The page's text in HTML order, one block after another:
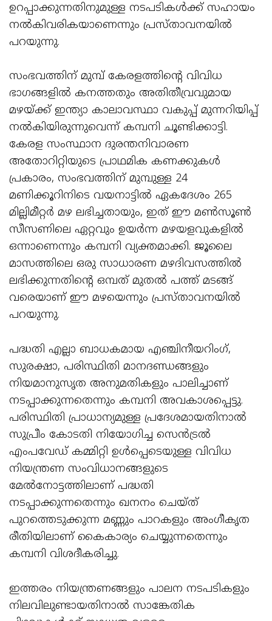
ഉറപ്പാക്കുന്നതിനുമുള്ള നടപടികൾക്ക് സഹായം
നൽകിവരികയാണെന്നും പ്രസ്താവനയിൽ
പറയുന്നു.
സംഭവത്തിന് മുമ്പ് കേരളത്തിന്റെ വിവിധ
ഭാഗങ്ങളിൽ കനത്തതും അതിതീവ്രവുമായ
മഴയ്ക്ക് ഇന്ത്യാ കാലാവസ്ഥാ വകുപ്പ് മുന്നറിയിപ്പ്
നൽകിയിരുന്നുവെന്ന് കമ്പനി ചൂണ്ടിക്കാട്ടി.
കേരള സംസ്ഥാന ദുരന്തനിവാരണ
അതോറിറ്റിയുടെ പ്രാഥമിക കണക്കുകൾ
പ്രകാരം, സംഭവത്തിന് മുമ്പുള്ള 24
മണിക്കൂറിനിടെ വയനാട്ടിൽ ഏകദേശം 265
മില്ലിമീറ്റർ മഴ ലഭിച്ചതായും, ഇത് ഈ മൺസൂൺ
സീസണിലെ ഏറ്റവും ഉയർന്ന മഴയളവുകളിൽ
ഒന്നാണെന്നും കമ്പനി വ്യക്തമാക്കി. ജൂലൈ
മാസത്തിലെ ഒരു സാധാരണ മഴദിവസത്തിൽ
ലഭിക്കുന്നതിന്റെ ഒമ്പത് മുതൽ പത്ത് മടങ്ങ്
വരെയാണ് ഈ മഴയെന്നും പ്രസ്താവനയിൽ
പറയുന്നു.
പദ്ധതി എല്ലാ ബാധകമായ എഞ്ചിനീയറിംഗ്,
സുരക്ഷാ, പരിസ്ഥിതി മാനദണ്ഡങ്ങളും
നിയമാനുസൃത അനുമതികളും പാലിച്ചാണ്
നടപ്പാക്കുന്നതെന്നും കമ്പനി അവകാശപ്പെട്ടു.
പരിസ്ഥിതി പ്രാധാന്യമുള്ള പ്രദേശമായതിനാൽ
സുപ്രീം കോടതി നിയോഗിച്ച സെൻട്രൽ
എംപവേഡ് കമ്മിറ്റി ഉൾപ്പെടെയുള്ള വിവിധ
നിയന്ത്രണ സംവിധാനങ്ങളുടെ
മേൽനോട്ടത്തിലാണ് പദ്ധതി
നടപ്പാക്കുന്നതെന്നും ഖനനം ചെയ്ത്
പുറത്തെടുക്കുന്ന മണ്ണും പാറകളും അംഗീകൃത
രീതിയിലാണ് കൈകാര്യം ചെയ്യുന്നതെന്നും
കമ്പനി വിശദീകരിച്ചു.
ഇത്തരം നിയന്ത്രണങ്ങളും പാലന നടപടികളും
നിലവിലുണ്ടായതിനാൽ സാങ്കേതിക